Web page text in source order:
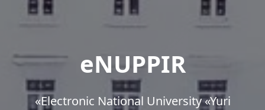
eNUPPIR
«Еlectronic National University «Yuri